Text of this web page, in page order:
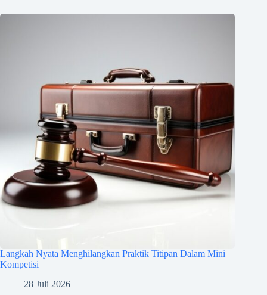
Langkah Nyata Menghilangkan Praktik Titipan Dalam Mini
Kompetisi
28 Juli 2026